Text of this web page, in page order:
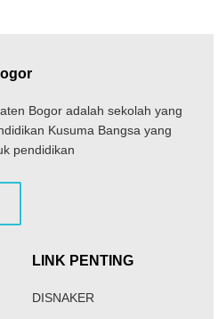
Bogor adalah sekolah yang
Kusuma Bangsa yang
pendidikan
LINK PENTING
DISNAKER